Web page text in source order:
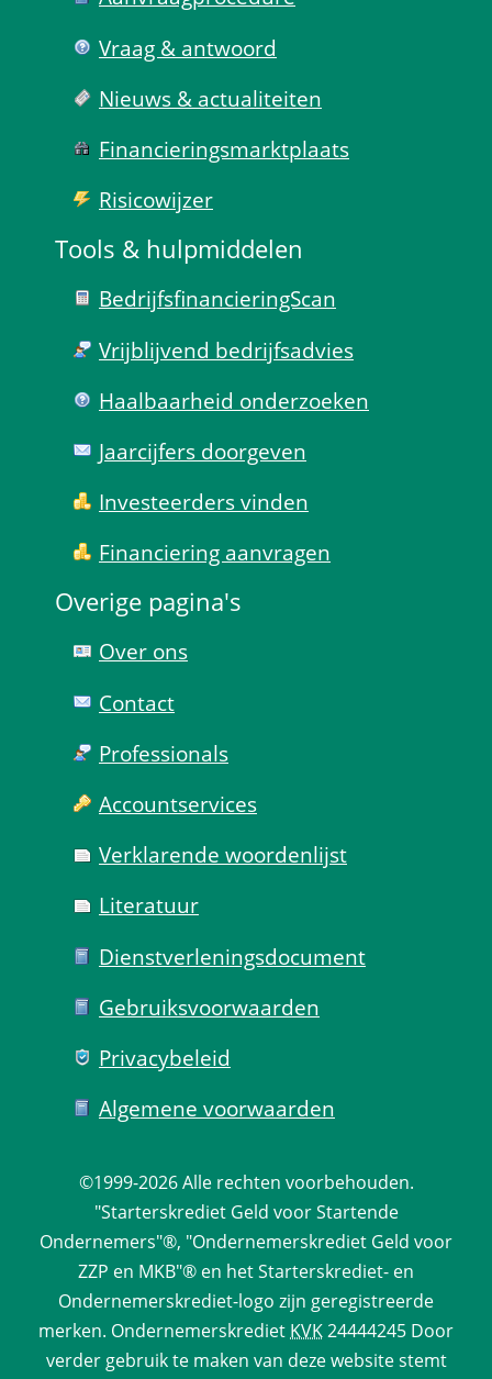
Vraag & antwoord
Nieuws & actualiteiten
Financierings­markt­plaats
Risico­wijzer
Tools & hulp­middelen
Bedrijfsfinanciering­Scan
Vrijblijvend bedrijfs­advies
Haal­baar­heid onder­zoeken
Jaarcijfers doorgeven
Investeerders vinden
Financiering aanvragen
Overige pagina's
Over ons
Contact
Professionals
Account­services
Verklarende woorden­lijst
Literatuur
Dienst­verlenings­document
Gebruiks­voorwaarden
Privacy­beleid
Algemene voorwaarden
©1999-2026 Alle rechten voorbehouden.
"Starterskrediet Geld voor Startende
Ondernemers"®, "Ondernemerskrediet Geld voor
ZZP en MKB"® en het Starterskrediet- en
Ondernemerskrediet-logo zijn geregistreerde
merken. Ondernemerskrediet KVK 24444245 Door
verder gebruik te maken van deze website stemt